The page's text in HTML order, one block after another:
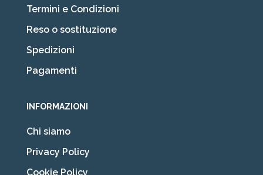
Termini e Condizioni
Reso o sostituzione
Spedizioni
Pagamenti
INFORMAZIONI
Chi siamo
Privacy Policy
Cookie Policy